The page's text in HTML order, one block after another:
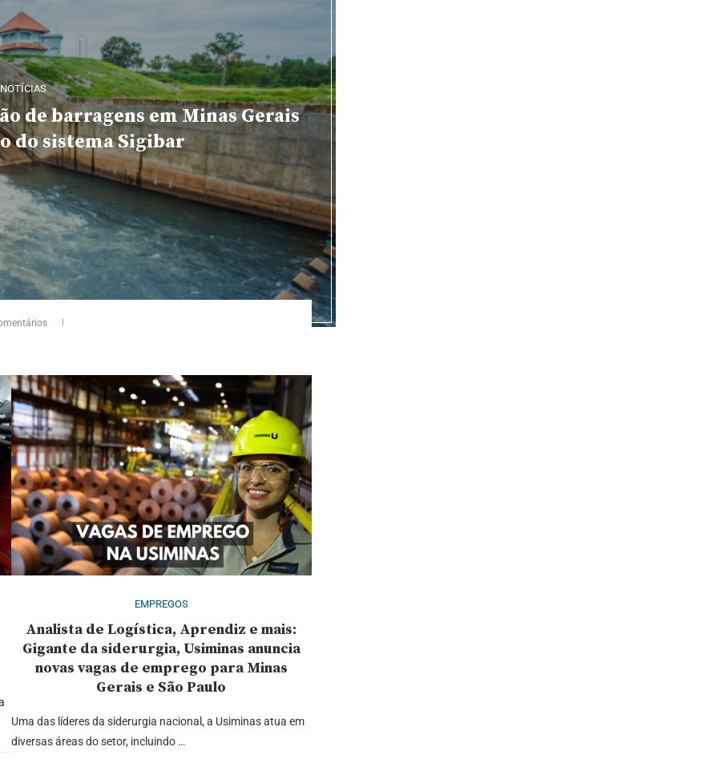
NOTÍCIAS
de barragens em Minas Gerais
do sistema Sigibar
EMPREGOS
Analista de Logística, Aprendiz e mais:
Gigante da siderurgia, Usiminas anuncia
novas vagas de emprego para Minas
Gerais e São Paulo
Uma das líderes da siderurgia nacional, a Usiminas atua em
diversas áreas do setor, incluindo …